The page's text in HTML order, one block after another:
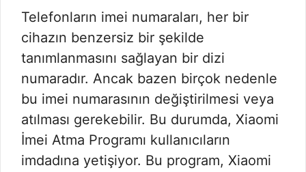
Telefonların imei numaraları, her bir
cihazın benzersiz bir şekilde
tanımlanmasını sağlayan bir dizi
numaradır. Ancak bazen birçok nedenle
bu imei numarasının değiştirilmesi veya
atılması gerekebilir. Bu durumda, Xiaomi
İmei Atma Programı kullanıcıların
imdadına yetişiyor. Bu program, Xiaomi